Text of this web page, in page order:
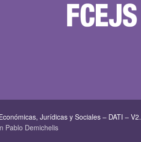
Jurí­dicas y Sociales – DATI – V2.
Pablo Demichelis